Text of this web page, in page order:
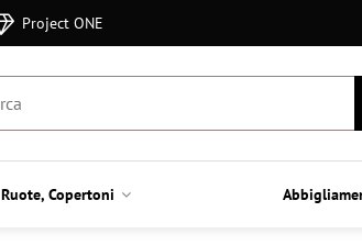
Project ONE
Ruote, Copertoni